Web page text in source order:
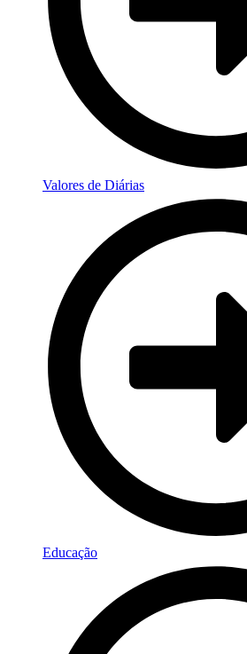
Valores de Diárias
Educação